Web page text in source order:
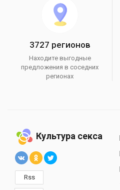
3727 регионов
Находите выгодные
предложения в соседних
регионах
Культура секса
Rss